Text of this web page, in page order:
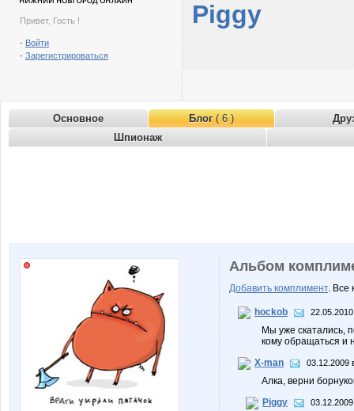
Привет, Гость !
- Войти
- Зарегистрироваться
Piggy
Основное Блог( 6 )
Шпионаж
Альбом
Добавить комплимент. Все
hockob
Мы уже скатались,
кому обращаться и
X-man
03.12.2009
Алка, верни
Piggy